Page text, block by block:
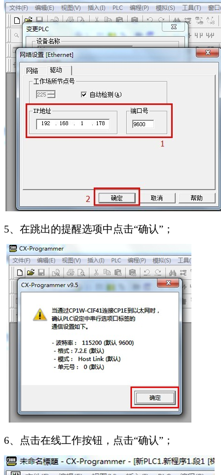
5、在跳出的提醒选项中点击“确认”；
6、点击在线工作按钮，点击“确认”；